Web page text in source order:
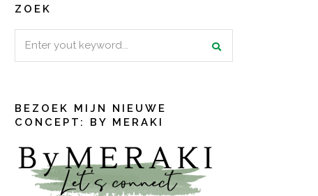
ZOEK
Search
BEZOEK MIJN NIEUWE
CONCEPT: BY MERAKI